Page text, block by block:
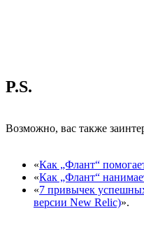
P.S.
Возможно, вас также
«Как „Флант“
«Как „Флант“
«7 привычек
версии New Relic)».